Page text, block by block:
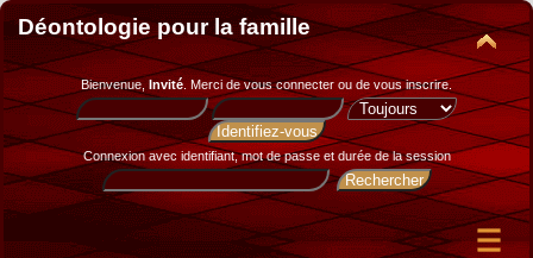
Déontologie pour la famille
Bienvenue, Invité. Merci devous connecter ou de vous inscrire.
Connexion avec identifiant, mot de passe et durée de la session